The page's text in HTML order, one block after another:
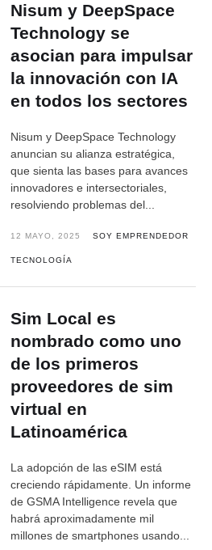
Nisum y DeepSpace
Technology se
asocian para impulsar
la innovación con IA
en todos los sectores
Nisum y DeepSpace Technology
anuncian su alianza estratégica,
que sienta las bases para avances
innovadores e intersectoriales,
resolviendo problemas del...
12 MAYO, 2025 SOY EMPRENDEDOR
TECNOLOGÍA
Sim Local es
nombrado como uno
de los primeros
proveedores de sim
virtual en
Latinoamérica
La adopción de las eSIM está
creciendo rápidamente. Un informe
de GSMA Intelligence revela que
habrá aproximadamente mil
millones de smartphones usando...